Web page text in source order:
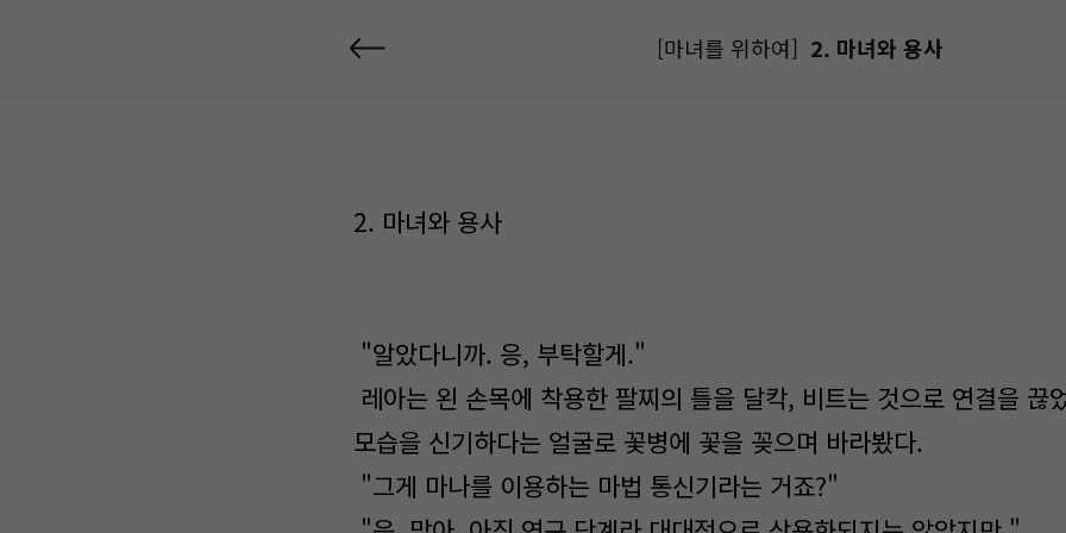
[마녀를 위하여] 2. 마녀와 용사
2. 마녀와 용사
"알았다니까. 응, 부탁할게."
레아는 왼 손목에 착용한 팔찌의 틀을 달칵, 비트는 것으로 연결을 끊
모습을 신기하다는 얼굴로 꽃병에 꽃을 꽂으며 바라봤다.
"그게 마나를 이용하는 마법 통신기라는 거죠?"